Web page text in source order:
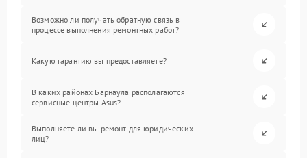
Возможно ли получать обратную связь в
процессе выполнения ремонтных работ?
Какую гарантию вы предоставляете?
В каких районах Барнаула располагаются
сервисные центры Asus?
Выполняете ли вы ремонт для юридических
лиц?